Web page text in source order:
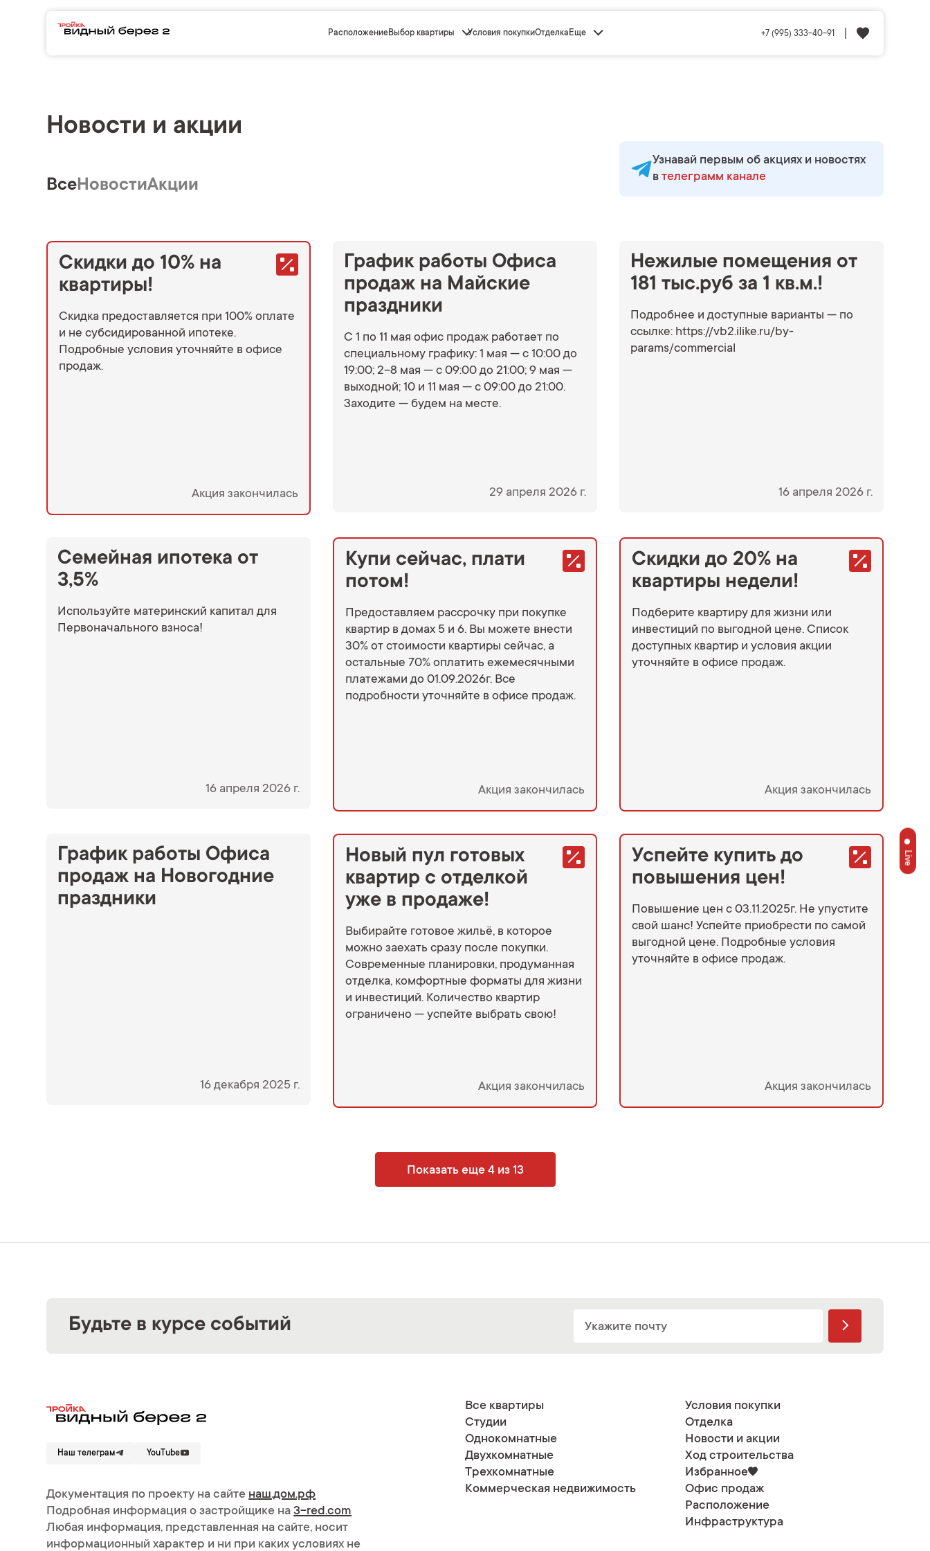
РасположениеВыбор квартиры Условия покупкиОтделкаЕще +7 (995) 333-40-91
Live
Новости и акции
Узнавай первым об акциях и новостях
в телеграмм канале
ВсеНовостиАкции
Скидки до 10% на
квартиры!
Скидка предоставляется при 100% оплате
и не субсидированной ипотеке.
Подробные условия уточняйте в офисе
продаж.
Акция закончилась
График работы Офиса
продаж на Майские
праздники
С 1 по 11 мая офис продаж работает по
специальному графику: 1 мая — с 10:00 до
19:00; 2–8 мая — с 09:00 до 21:00; 9 мая —
выходной; 10 и 11 мая — с 09:00 до 21:00.
Заходите — будем на месте.
29 апреля 2026 г.
Нежилые помещения от
181 тыс.руб за 1 кв.м.!
Подробнее и доступные варианты — по
ссылке: https://vb2.ilike.ru/by-
params/commercial
16 апреля 2026 г.
Семейная ипотека от
3,5%
Используйте материнский капитал для
Первоначального взноса!
16 апреля 2026 г.
Купи сейчас, плати
потом!
Предоставляем рассрочку при покупке
квартир в домах 5 и 6. Вы можете внести
30% от стоимости квартиры сейчас, а
остальные 70% оплатить ежемесячными
платежами до 01.09.2026г. Все
подробности уточняйте в офисе продаж.
Акция закончилась
Скидки до 20% на
квартиры недели!
Подберите квартиру для жизни или
инвестиций по выгодной цене. Список
доступных квартир и условия акции
уточняйте в офисе продаж.
Акция закончилась
График работы Офиса
продаж на Новогодние
праздники
16 декабря 2025 г.
Новый пул готовых
квартир с отделкой
уже в продаже!
Выбирайте готовое жильё, в которое
можно заехать сразу после покупки.
Современные планировки, продуманная
отделка, комфортные форматы для жизни
и инвестиций. Количество квартир
ограничено — успейте выбрать свою!
Акция закончилась
Успейте купить до
повышения цен!
Повышение цен с 03.11.2025г. Не упустите
свой шанс! Успейте приобрести по самой
выгодной цене. Подробные условия
уточняйте в офисе продаж.
Акция закончилась
Показать еще 4 из 13
Будьте в курсе событий
Наш телеграм YouTube
Документация по проекту на сайтенаш.дом.рф
Подробная информация о застройщике на3-red.com
Любая информация, представленная на сайте, носит
информационный характер и ни при каких условиях не
Все квартиры
Студии
Однокомнатные
Двухкомнатные
Трехкомнатные
Коммерческая недвижимость
Условия покупки
Отделка
Новости и акции
Ход строительства
Избранное
Офис продаж
Расположение
Инфраструктура